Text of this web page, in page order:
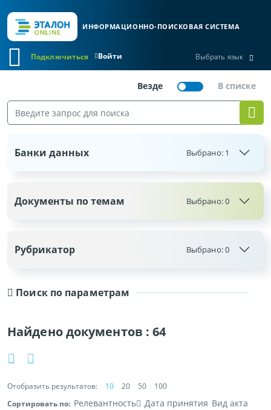
ИНФОРМАЦИОННО-ПОИСКОВАЯ СИСТЕМА
Войти
Подключиться Выбрать язык
Поиск по параметрам
Найдено документов :64
Отобразить результатов: 10 20 50
100
Сортировать по: Релевантность Дата принятия Вид акта
Банки данных Выбрано: 1
Документы по темам Выбрано:0
Рубрикатор Выбрано:0